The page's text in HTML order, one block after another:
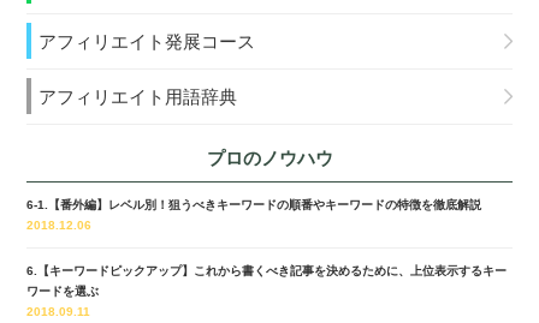
アフィリエイト発展コース
アフィリエイト用語辞典
プロのノウハウ
6-1.【番外編】レベル別！狙うべきキーワードの順番やキーワードの特徴を徹底解説
2018.12.06
6.【キーワードピックアップ】これから書くべき記事を決めるために、上位表示するキー
ワードを選ぶ
2018.09.11